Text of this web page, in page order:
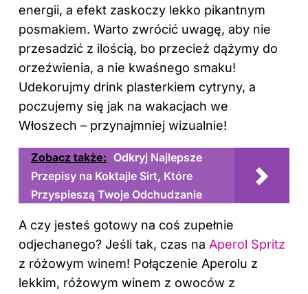
energii, a efekt zaskoczy lekko pikantnym
posmakiem. Warto zwrócić uwagę, aby nie
przesadzić z ilością, bo przecież dążymy do
orzeźwienia, a nie kwaśnego smaku!
Udekorujmy drink plasterkiem cytryny, a
poczujemy się jak na wakacjach we
Włoszech – przynajmniej wizualnie!
Zobacz także: Odkryj Najlepsze
Przepisy na Koktajle Sirt, Które
Przyspieszą Twoje Odchudzanie
A czy jesteś gotowy na coś zupełnie
odjechanego? Jeśli tak, czas na Aperol Spritz
z różowym winem! Połączenie Aperolu z
lekkim, różowym winem z owoców z